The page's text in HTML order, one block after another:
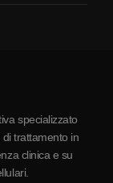
specializzato
trattamento in
clinica e su